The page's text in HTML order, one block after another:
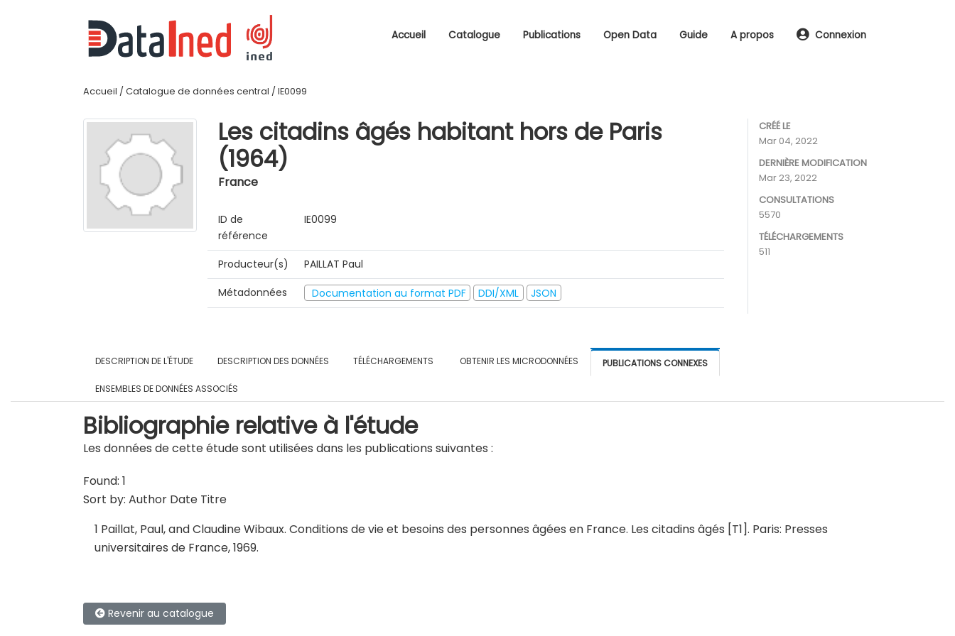
Accueil Catalogue Publications Open Data Guide A propos Connexion
Accueil / Catalogue de données central / IE0099
Les citadins âgés habitant hors de Paris
(1964)
France
ID de
référence
IE0099
Producteur(s)
PAILLAT Paul
Métadonnées
Documentation au format PDF DDI/XML JSON
CRÉÉ LE
Mar 04, 2022
DERNIÈRE MODIFICATION
Mar 23, 2022
CONSULTATIONS
5570
TÉLÉCHARGEMENTS
511
DESCRIPTION DE L'ÉTUDE DESCRIPTION DES DONNÉES TÉLÉCHARGEMENTS OBTENIR LES MICRODONNÉES PUBLICATIONS CONNEXES
ENSEMBLES DE DONNÉES ASSOCIÉS
Bibliographie relative à l'étude
Les données de cette étude sont utilisées dans les publications suivantes :
Found: 1
Sort by: Author Date Titre
1 Paillat, Paul, and Claudine Wibaux. Conditions de vie et besoins des personnes âgées en France. Les citadins âgés [T1]. Paris: Presses
universitaires de France, 1969.
Revenir au catalogue